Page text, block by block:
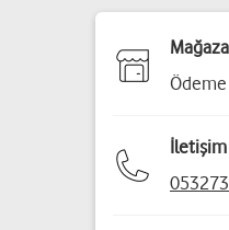
Ödeme
İletişim